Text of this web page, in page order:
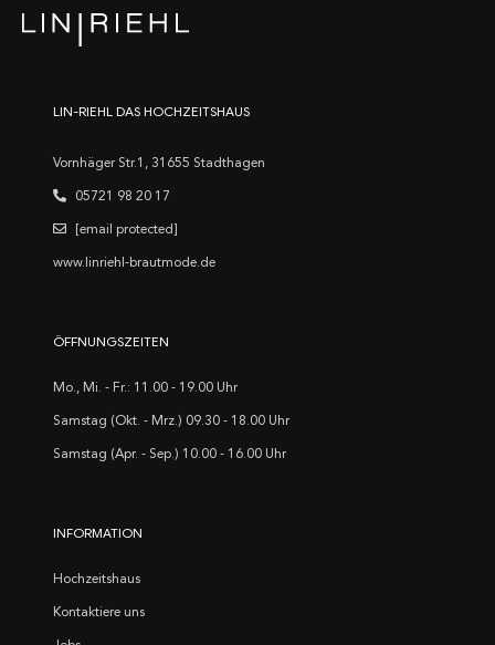
LIN-RIEHL DAS HOCHZEITSHAUS
Vornhäger Str.1, 31655 Stadthagen
05721 98 20 17
[email protected]
www.linriehl-brautmode.de
ÖFFNUNGSZEITEN
Mo., Mi. - Fr.: 11.00 - 19.00 Uhr
Samstag (Okt. - Mrz.) 09.30 - 18.00 Uhr
Samstag (Apr. - Sep.) 10.00 - 16.00 Uhr
INFORMATION
Hochzeitshaus
Kontaktiere uns